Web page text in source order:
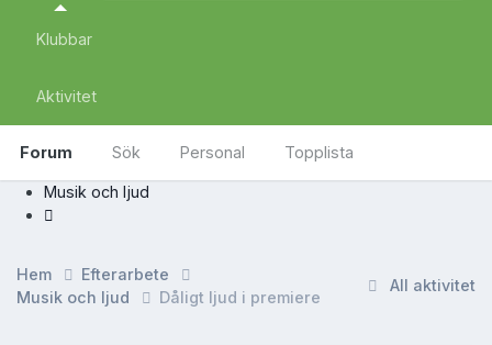
Forum Sök Personal Topplista
Klubbar
Aktivitet
Musik och ljud
All aktivitet
Hem
Efterarbete
Musik och ljud
Dåligt ljud i premiere